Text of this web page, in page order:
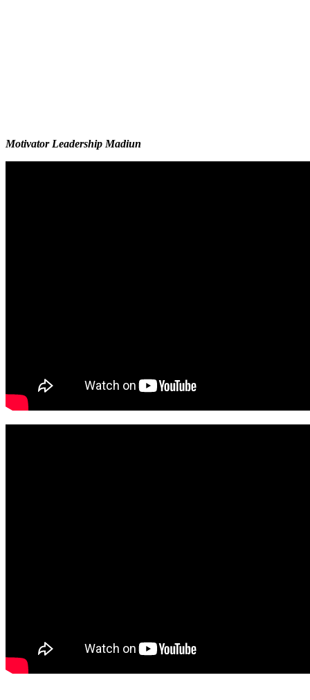
Motivator Leadership Madiun